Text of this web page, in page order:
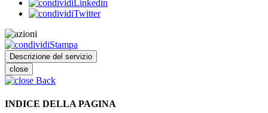
Linkedin
Twitter
Stampa
Descrizione del servizio
close
Back
INDICE DELLA PAGINA